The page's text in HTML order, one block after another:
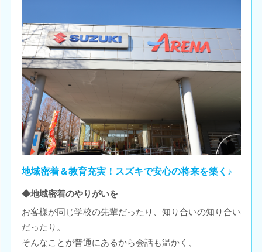
地域密着＆教育充実！スズキで安心の将来を築く♪
◆地域密着のやりがいを
お客様が同じ学校の先輩だったり、知り合いの知り合い
だったり。
そんなことが普通にあるから会話も温かく、